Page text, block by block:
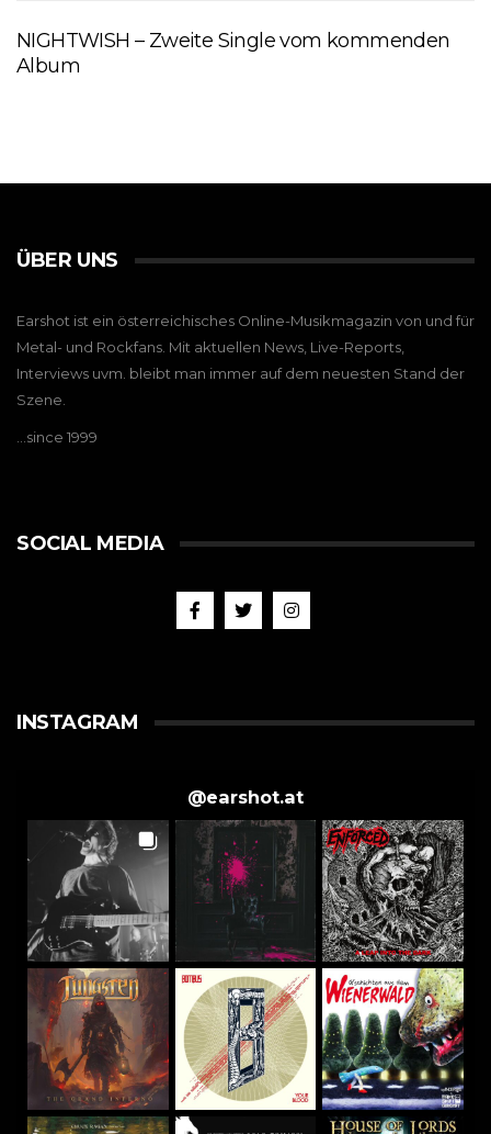
NIGHTWISH – Zweite Single vom kommenden
Album
ÜBER UNS
Earshot ist ein österreichisches Online-Musikmagazin von und für
Metal- und Rockfans. Mit aktuellen News, Live-Reports,
Interviews uvm. bleibt man immer auf dem neuesten Stand der
Szene.
…since 1999
SOCIAL MEDIA
INSTAGRAM
@earshot.at